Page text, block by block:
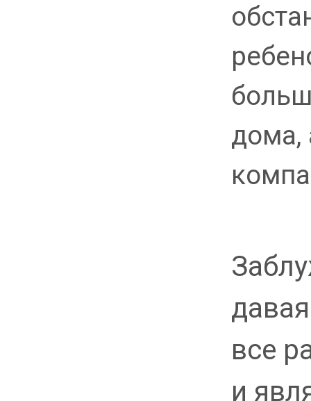
дома,
все
и